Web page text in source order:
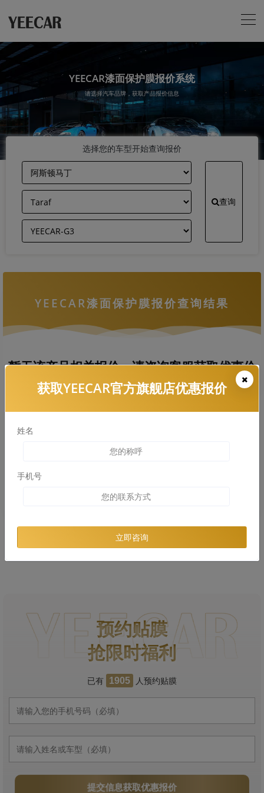
YEECAR漆面保护膜报价系统
请选择汽车品牌，获取产品报价信息
选择您的车型开始查询报价
查询
YEECAR漆面保护膜报价查询结果
暂无该产品相关报价，请咨询客服获取优惠价
格
预约贴膜
抢限时福利
已有 1905 人预约贴膜
提交信息获取优惠报价
获取YEECAR官方旗舰店优惠报价
姓名
手机号
立即咨询